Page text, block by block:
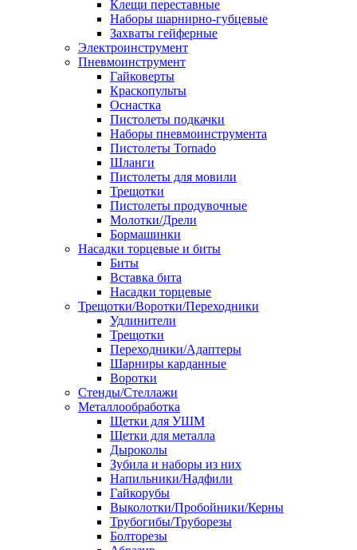
Клещи переставные
Наборы шарнирно-губцевые
Захваты гейферные
Электроинструмент
Пневмоинструмент
Гайковерты
Краскопульты
Оснастка
Пистолеты подкачки
Наборы пневмоинструмента
Пистолеты Tornado
Шланги
Пистолеты для мовили
Трещотки
Пистолеты продувочные
Молотки/Дрели
Бормашинки
Насадки торцевые и биты
Биты
Вставка бита
Насадки торцевые
Трещотки/Воротки/Переходники
Удлинители
Трещотки
Переходники/Адаптеры
Шарниры карданные
Воротки
Стенды/Стеллажи
Металлообработка
Щетки для УШМ
Щетки для металла
Дыроколы
Зубила и наборы из них
Напильники/Надфили
Гайкорубы
Выколотки/Пробойники/Керны
Трубогибы/Труборезы
Болторезы